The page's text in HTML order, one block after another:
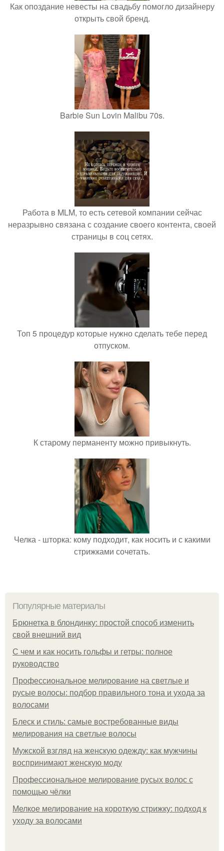
Как опоздание невесты на свадьбу помогло дизайнеру
открыть свой бренд.
Barbie Sun Lovin Malibu 70s.
Работа в MLM, то есть сетевой компании сейчас
неразрывно связана с создание своего контента, своей
страницы в соц сетях.
Топ 5 процедур которые нужно сделать тебе перед
отпуском.
К старому перманенту можно привыкнуть.
Челка - шторка: кому подходит, как носить и с какими
стрижками сочетать.
Популярные материалы
Брюнетка в блондинку: простой способ изменить
свой внешний вид
С чем и как носить гольфы и гетры: полное
руководство
Профессиональное мелирование на светлые и
русые волосы: подбор правильного тона и ухода за
волосами
Блеск и стиль: самые востребованные виды
мелирования на светлые волосы
Мужской взгляд на женскую одежду: как мужчины
воспринимают женскую моду
Профессиональное мелирование русых волос с
помощью чёлки
Мелкое мелирование на короткую стрижку: подход к
уходу за волосами